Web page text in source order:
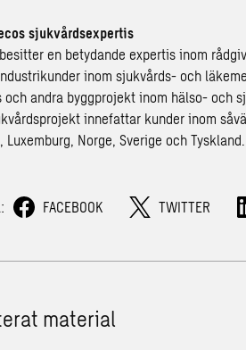
sjukvårdsexpertis
en betydande expertis inom
inom sjukvårds- och
och andra byggprojekt inom hälso- och
innefattar kunder inom
Luxemburg, Norge, Sverige och Tyskland.
FACEBOOK TWITTER
material